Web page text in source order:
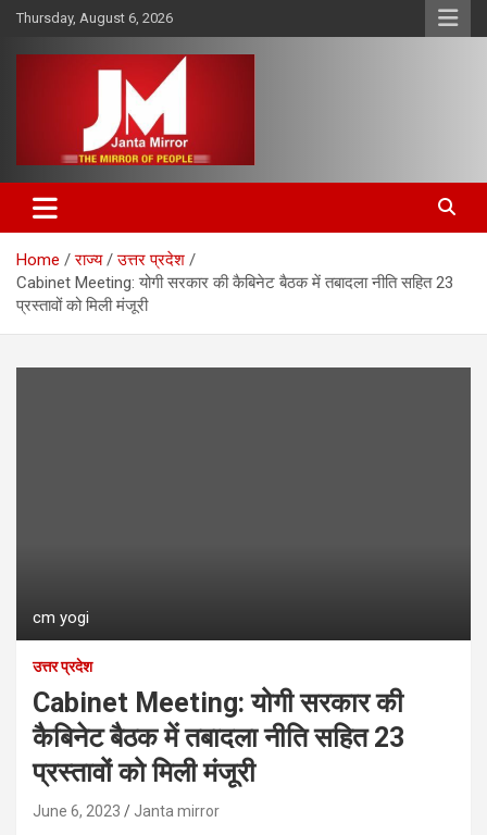
Skip
content
Thursday, August 6, 2026
Janta Mirror
Home राज्य
उत्तर प्रदेश
Cabinet Meeting: योगी सरकार की कैबिनेट बैठक में तबादला नीति सहित 23
प्रस्तावों को मिली मंजूरी
cm yogi
उत्तर प्रदेश
Cabinet Meeting: योगी सरकार की
कैबिनेट बैठक में तबादला नीति सहित 23
प्रस्तावों को मिली मंजूरी
June 6, 2023 Janta mirror